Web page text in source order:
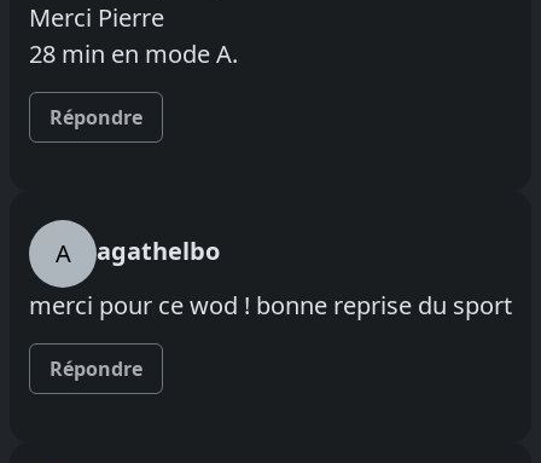
Merci Pierre
28 min en mode A.
Répondre
A
agathelbo
merci pour ce wod ! bonne reprise du sport
Répondre